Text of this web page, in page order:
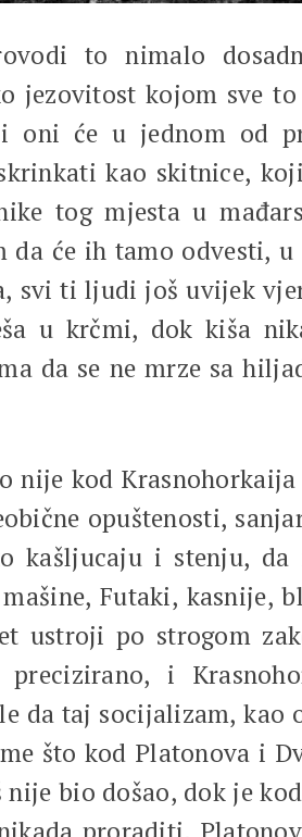
to nimalo
jezovitost kojom sve
će u jednom od
kao skitnice,
tog mjesta u
da će ih tamo odvesti,
svi ti ljudi još uvijek
u krčmi, dok kiša
da se ne mrze sa
nije kod
opuštenosti,
kašljucaju i stenju,
Futaki, kasnije,
ustroji po strogom
i
da taj socijalizam, kao
što kod Platonova i
bio došao, dok je